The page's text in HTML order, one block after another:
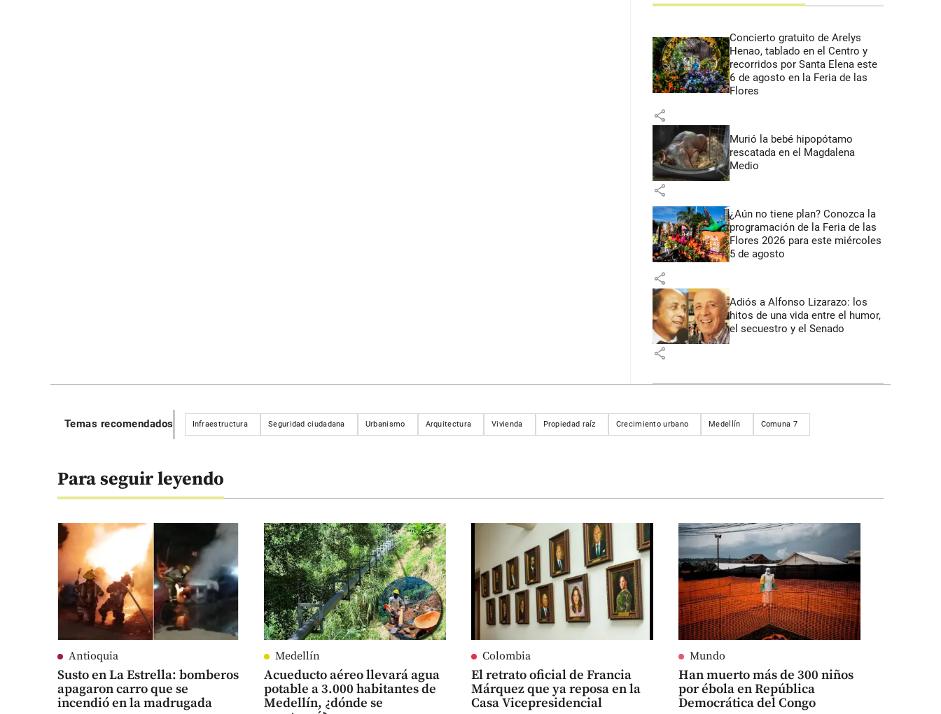
Concierto gratuito de Arelys
Henao, tablado en el Centro y
recorridos por Santa Elena este
6 de agosto en la Feria de las
Flores
share
Murió la bebé hipopótamo
rescatada en el Magdalena
Medio
share
¿Aún no tiene plan? Conozca la
programación de la Feria de las
Flores 2026 para este miércoles
5 de agosto
share
Adiós a Alfonso Lizarazo: los
hitos de una vida entre el humor,
el secuestro y el Senado
share
Temas recomendados Infraestructura Seguridad ciudadana Urbanismo Arquitectura Vivienda Propiedad raíz Crecimiento urbano Medellín Comuna 7
Para seguir leyendo
Antioquia
Susto en La Estrella: bomberos
apagaron carro que se
incendió en la madrugada
Medellín
Acueducto aéreo llevará agua
potable a 3.000 habitantes de
Medellín, ¿dónde se
Colombia
El retrato oficial de Francia
Márquez que ya reposa en la
Casa Vicepresidencial
Mundo
Han muerto más de 300 niños
por ébola en República
Democrática del Congo